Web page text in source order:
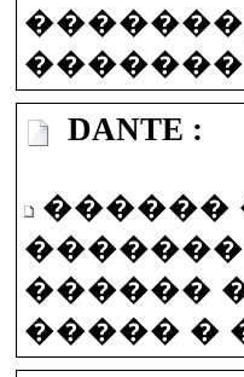
DANTE :
������
������
����� �